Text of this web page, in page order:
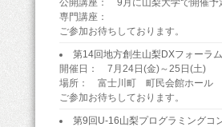
専門講座：
ご参加お待ちしております。
第14回地方創生山梨DXフォーラム
開催日： 7月24日(金)～25日(土)
場所： 富士川町 町民会館ホール
ご参加お待ちしております。
第9回U-16山梨プログラミングコ